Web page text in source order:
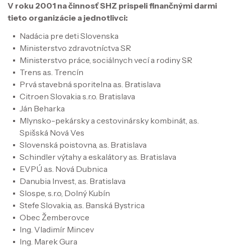
V roku 2001 na činnosť SHZ prispeli finančnými darmi
tieto organizácie a jednotlivci:
Nadácia pre deti Slovenska
Ministerstvo zdravotníctva SR
Ministerstvo práce, sociálnych vecí a rodiny SR
Trens a.s. Trencín
Prvá stavebná sporitelna a.s. Bratislava
Citroen Slovakia s.r.o. Bratislava
Ján Beharka
Mlynsko-pekársky a cestovinársky kombinát, a.s.
Spišská Nová Ves
Slovenská poistovna, a.s. Bratislava
Schindler výtahy a eskalátory a.s. Bratislava
EVPÚ a.s. Nová Dubnica
Danubia Invest, a.s. Bratislava
Slospe, s.r.o, Dolný Kubín
Stefe Slovakia, a.s. Banská Bystrica
Obec Žemberovce
Ing. Vladimír Mincev
Ing. Marek Gura